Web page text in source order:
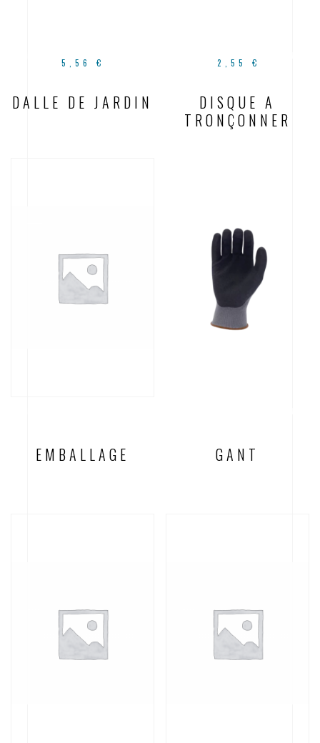
5,56€
DALLE DE JARDIN
2,55 €
DISQUE A
TRONÇONNER
EMBALLAGE GANT